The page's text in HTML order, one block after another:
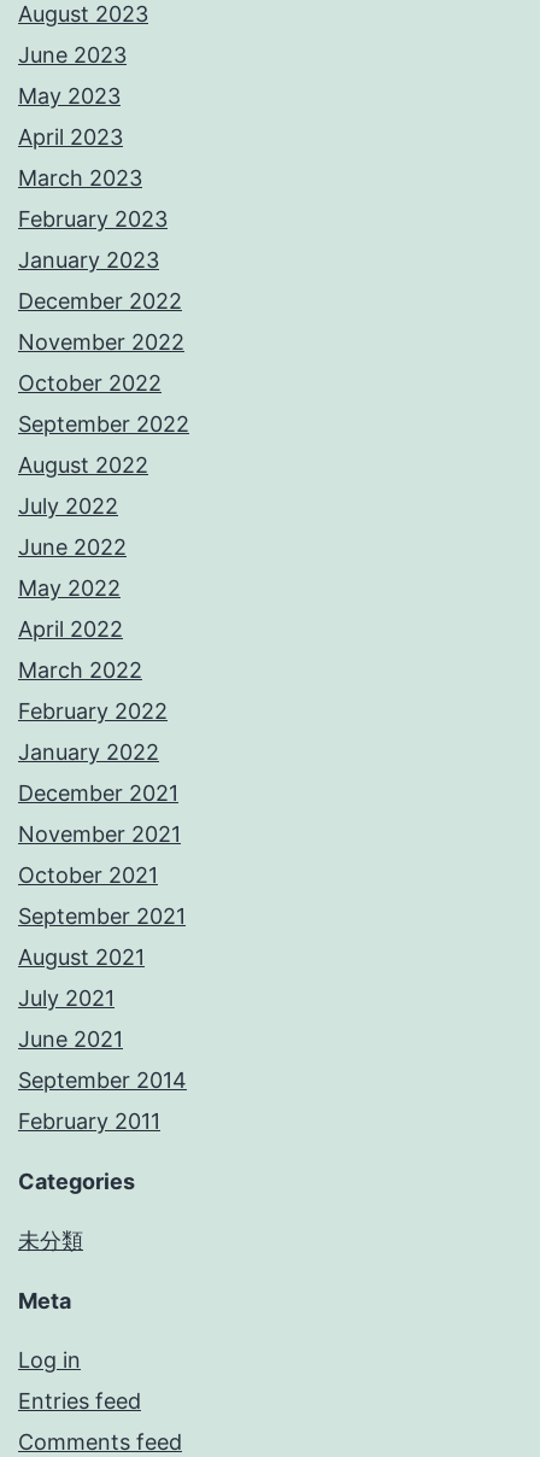
August 2023
June 2023
May 2023
April 2023
March 2023
February 2023
January 2023
December 2022
November 2022
October 2022
September 2022
August 2022
July 2022
June 2022
May 2022
April 2022
March 2022
February 2022
January 2022
December 2021
November 2021
October 2021
September 2021
August 2021
July 2021
June 2021
September 2014
February 2011
Categories
未分類
Meta
Log in
Entries feed
Comments feed